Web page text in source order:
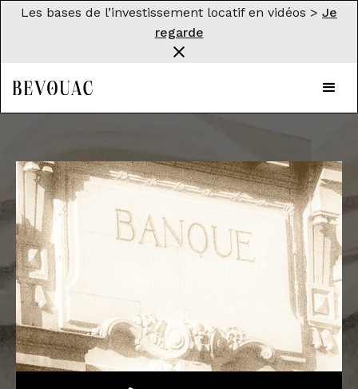
Les bases de l’investissement locatif en vidéos > Je
regarde